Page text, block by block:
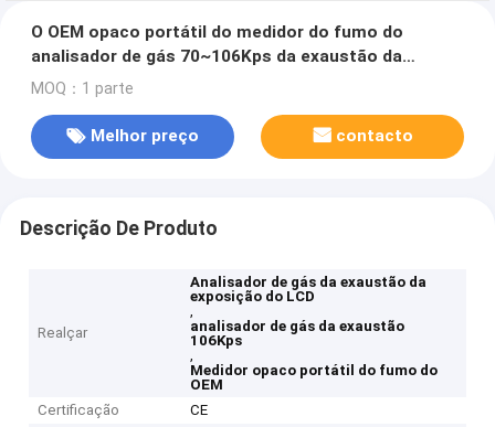
O OEM opaco portátil do medidor do fumo do
analisador de gás 70~106Kps da exaustão da
exposição do LCD aceita
MOQ：1 parte
Melhor preço contacto
Descrição De Produto
Realçar
Analisador de gás da exaustão da
exposição do LCD
,
analisador de gás da exaustão
106Kps
,
Medidor opaco portátil do fumo do
OEM
Certificação
CE